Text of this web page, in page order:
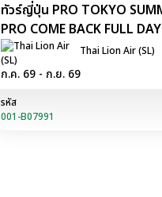
ทัวร์ญี่ปุ่น PRO TOKYO
PRO COME BACK FULL DAY
Thai Lion Air (SL)
ก.ค. 69 - ก.ย. 69
รหัส
001-B07991